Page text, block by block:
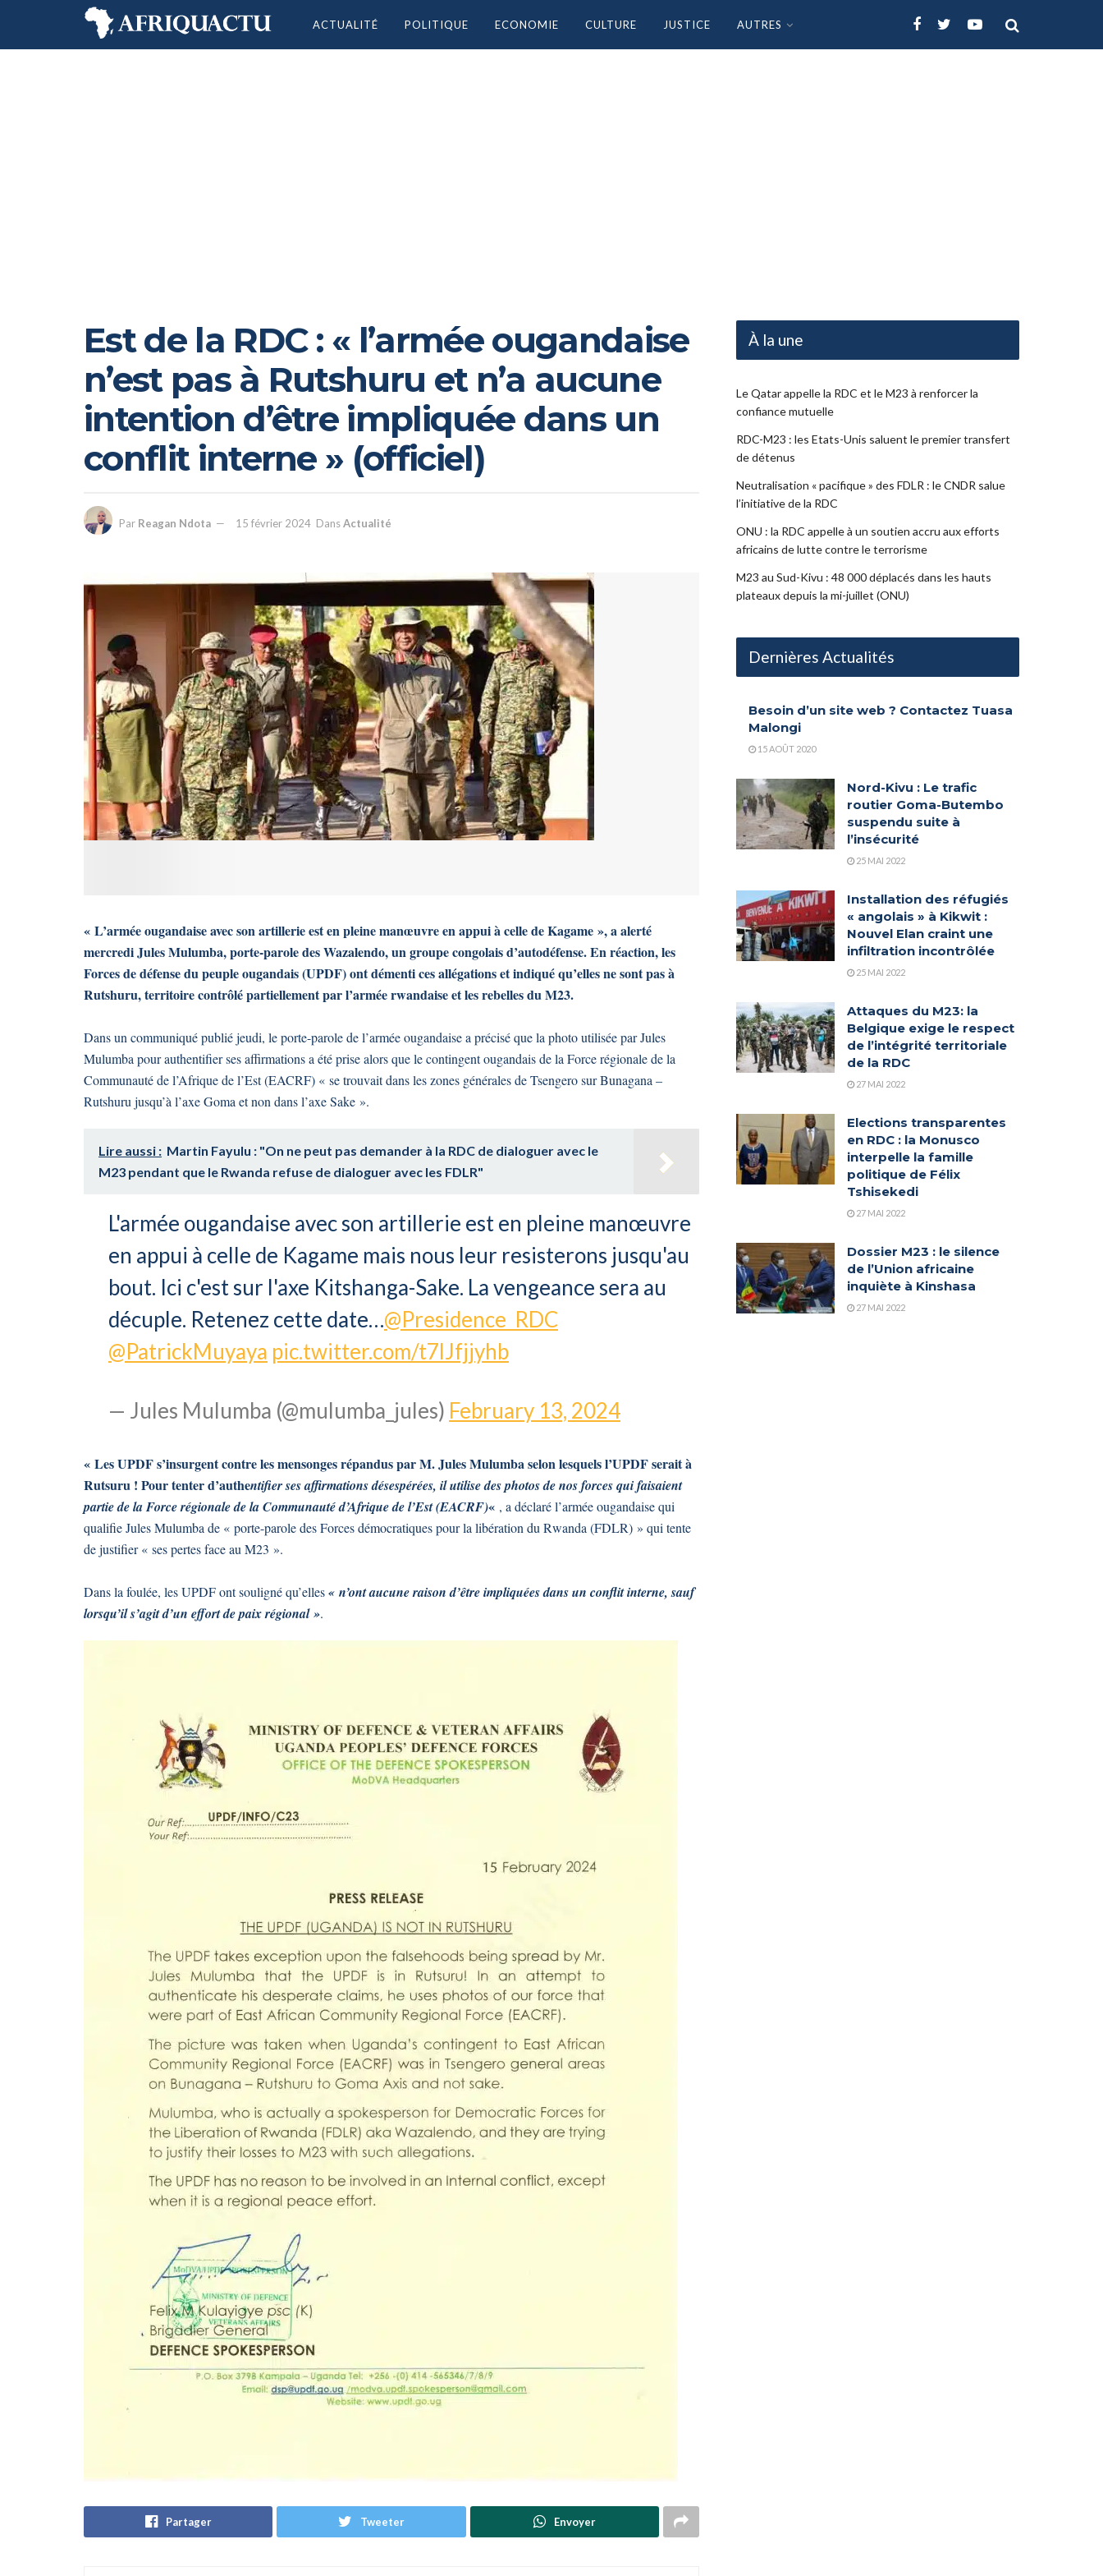
ACTUALITÉ POLITIQUE ECONOMIE CULTURE JUSTICE AUTRES
Est de la RDC : « l’armée ougandaise
n’est pas à Rutshuru et n’a aucune
intention d’être impliquée dans un
conflit interne » (officiel)
Par Reagan Ndota 15 février 2024 DansActualité
« L’armée ougandaise avec son artillerie est en pleine manœuvre en appui à celle de Kagame », a alerté
mercredi Jules Mulumba, porte-parole des Wazalendo, un groupe congolais d’autodéfense. En réaction, les
Forces de défense du peuple ougandais (UPDF) ont démenti ces allégations et indiqué qu’elles ne sont pas à
Rutshuru, territoire contrôlé partiellement par l’armée rwandaise et les rebelles du M23.
Dans un communiqué publié jeudi, le porte-parole de l’armée ougandaise a précisé que la photo utilisée par Jules
Mulumba pour authentifier ses affirmations a été prise alors que le contingent ougandais de la Force régionale de la
Communauté de l’Afrique de l’Est (EACRF) « se trouvait dans les zones générales de Tsengero sur Bunagana –
Rutshuru jusqu’à l’axe Goma et non dans l’axe Sake ».
Lire aussi : Martin Fayulu : "On ne peut pas demander à la RDC de dialoguer avec le
M23 pendant que le Rwanda refuse de dialoguer avec les FDLR"
L'armée ougandaise avec son artillerie est en pleine manœuvre
en appui à celle de Kagame mais nous leur resisterons jusqu'au
bout. Ici c'est sur l'axe Kitshanga-Sake. La vengeance sera au
décuple. Retenez cette date…@Presidence_RDC
@PatrickMuyaya pic.twitter.com/t7lJfjjyhb
— Jules Mulumba (@mulumba_jules) February 13, 2024
« Les UPDF s’insurgent contre les mensonges répandus par M. Jules Mulumba selon lesquels l’UPDF serait à
Rutsuru ! Pour tenter d’authentifier ses affirmations désespérées, il utilise des photos de nos forces qui faisaient
partie de la Force régionale de la Communauté d’Afrique de l’Est (EACRF)« , a déclaré l’armée ougandaise qui
qualifie Jules Mulumba de « porte-parole des Forces démocratiques pour la libération du Rwanda (FDLR) » qui tente
de justifier « ses pertes face au M23 ».
Dans la foulée, les UPDF ont souligné qu’elles« n’ont aucune raison d’être impliquées dans un conflit interne, sauf
lorsqu’il s’agit d’un effort de paix régional ».
Partager Tweeter Envoyer
À la une
Le Qatar appelle la RDC et le M23 à renforcer la
confiance mutuelle
RDC-M23 : les Etats-Unis saluent le premier transfert
de détenus
Neutralisation « pacifique » des FDLR : le CNDR salue
l’initiative de la RDC
ONU : la RDC appelle à un soutien accru aux efforts
africains de lutte contre le terrorisme
M23 au Sud-Kivu : 48 000 déplacés dans les hauts
plateaux depuis la mi-juillet (ONU)
Dernières Actualités
Besoin d’un site web ? Contactez Tuasa
Malongi
15 AOÛT 2020
Nord-Kivu : Le trafic
routier Goma-Butembo
suspendu suite à
l’insécurité
25 MAI 2022
Installation des réfugiés
« angolais » à Kikwit :
Nouvel Elan craint une
infiltration incontrôlée
25 MAI 2022
Attaques du M23: la
Belgique exige le respect
de l’intégrité territoriale
de la RDC
27 MAI 2022
Elections transparentes
en RDC : la Monusco
interpelle la famille
politique de Félix
Tshisekedi
27 MAI 2022
Dossier M23 : le silence
de l’Union africaine
inquiète à Kinshasa
27 MAI 2022